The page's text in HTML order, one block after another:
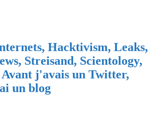
Hacktivism, Leaks,
Streisand, Scientology,
j'avais un Twitter,
un blog